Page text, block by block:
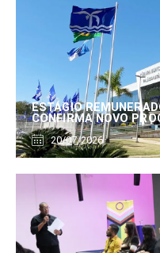
ESTÁGIO
CONFIRMA NOVO
20/07/2026